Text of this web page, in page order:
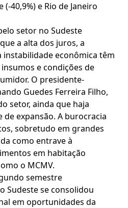
40,9%) e Rio de Janeiro
setor no Sudeste
a alta dos juros, a
instabilidade econômica têm
e condições de
O presidente-
Guedes Ferreira Filho,
setor, ainda que haja
de expansão. A burocracia
sobretudo em grandes
como entrave à
em habitação
o MCMV.
semestre
Sudeste se consolidou
em oportunidades da